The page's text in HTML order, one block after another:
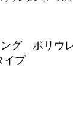
ング ポリウ
イプ